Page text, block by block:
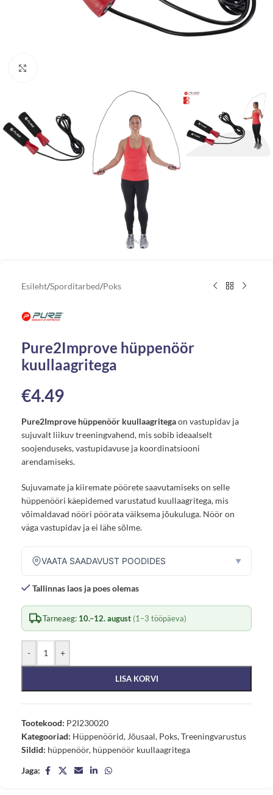
Esileht/Sporditarbed/Poks
Pure2Improve hüppenöör
kuullaagritega
€4.49
Pure2Improve hüppenöör kuullaagritegaon vastupidav ja
sujuvalt liikuv treeningvahend, mis sobib ideaalselt
soojenduseks, vastupidavuse ja koordinatsiooni
arendamiseks.
Sujuvamate ja kiiremate pöörete saavutamiseks on selle
hüppenööri käepidemed varustatud kuullaagritega, mis
võimaldavad nööri pöörata väiksema jõukuluga. Nöör on
väga vastupidav ja ei lähe sõlme.
VAATA SAADAVUST POODIDES ▼
Tallinnas laos ja poes olemas
Tarneaeg: 10.–12. august (1–3 tööpäeva)
- +
LISA KORVI
Tootekood: P2I230020
Kategooriad: Hüppenöörid, Jõusaal, Poks,Treeningvarustus
Sildid: hüppenöör, hüppenöör kuullaagritega
Jaga: